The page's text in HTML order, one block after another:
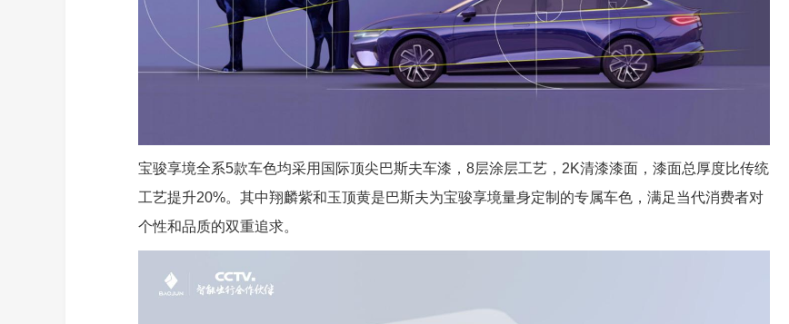
宝骏享境全系5款车色均采用国际顶尖巴斯夫车漆，8层涂层工艺，2K清漆漆面，漆面总厚度比传统
工艺提升20%。其中翔麟紫和玉顶黄是巴斯夫为宝骏享境量身定制的专属车色，满足当代消费者对
个性和品质的双重追求。